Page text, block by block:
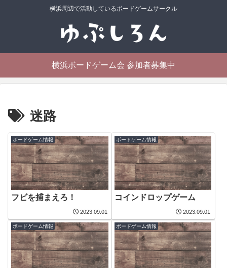
横浜周辺で活動しているボードゲームサークル
横浜ボードゲーム会 参加者募集中
迷路
ボードゲーム情報
フビを捕まえろ！
2023.09.01
ボードゲーム情報
コインドロップゲーム
2023.09.01
ボードゲーム情報 ボードゲーム情報